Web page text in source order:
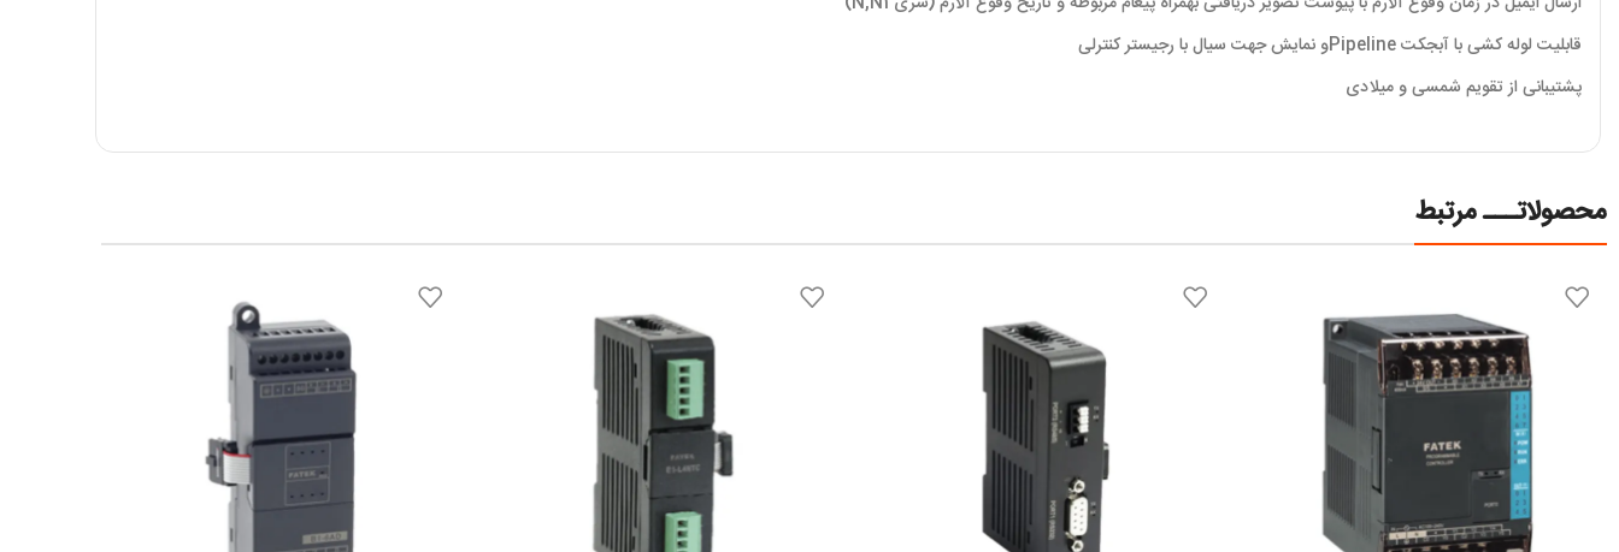
قابلیت لوله کشی با آبجکت Pipelineو نمایش جهت سیال با رجیستر کنترلی
پشتیبانی از تقویم شمسی و میلادی
محصولاتـــ مرتبط